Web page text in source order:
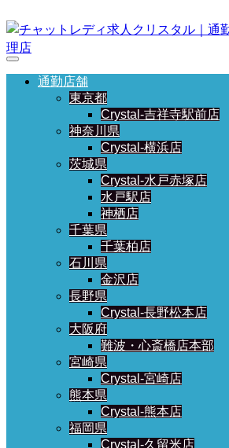
通勤店舗
東京都
Crystal-吉祥寺駅前店
神奈川県
Crystal-横浜店
茨城県
Crystal-水戸赤塚店
水戸駅店
神栖店
千葉県
千葉柏店
石川県
金沢店
長野県
Crystal-長野松本店
大阪府
難波・心斎橋店本部
宮崎県
Crystal-宮崎店
熊本県
Crystal-熊本店
福岡県
Crystal-久留米店